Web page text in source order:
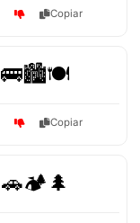
Copiar
🚌🏙️🍽️
Copiar
🚗🏕️🌲